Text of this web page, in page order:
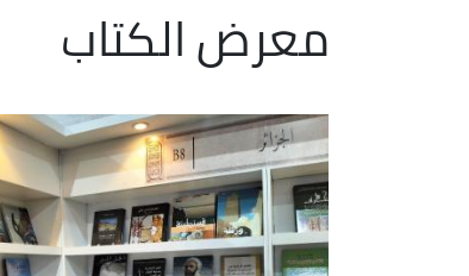
معرض الكتاب